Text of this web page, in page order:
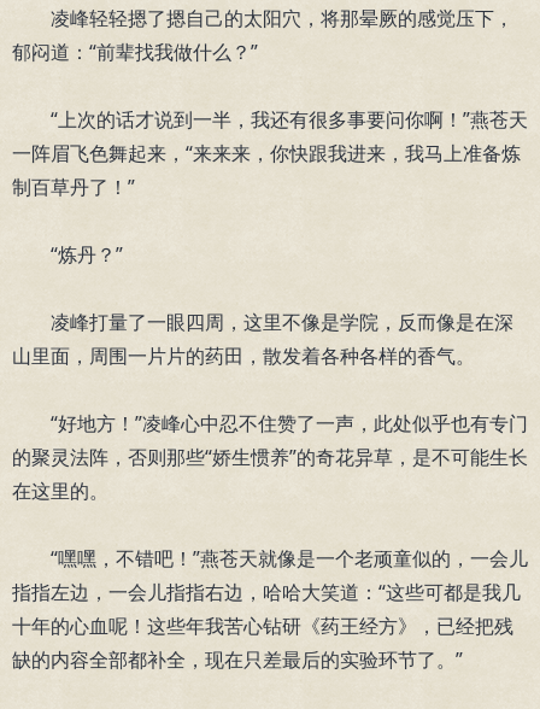
凌峰轻轻摁了摁自己的太阳穴，将那晕厥的感觉压下，
郁闷道：“前辈找我做什么？”
“上次的话才说到一半，我还有很多事要问你啊！”燕苍天
一阵眉飞色舞起来，“来来来，你快跟我进来，我马上准备炼
制百草丹了！”
“炼丹？”
凌峰打量了一眼四周，这里不像是学院，反而像是在深
山里面，周围一片片的药田，散发着各种各样的香气。
“好地方！”凌峰心中忍不住赞了一声，此处似乎也有专门
的聚灵法阵，否则那些“娇生惯养”的奇花异草，是不可能生长
在这里的。
“嘿嘿，不错吧！”燕苍天就像是一个老顽童似的，一会儿
指指左边，一会儿指指右边，哈哈大笑道：“这些可都是我几
十年的心血呢！这些年我苦心钻研《药王经方》，已经把残
缺的内容全部都补全，现在只差最后的实验环节了。”